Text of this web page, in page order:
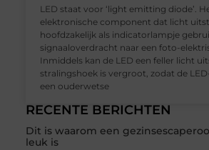
RECENTE BERICHTEN
Dit is waarom een
leuk is
LED staat voor ‘light emitting diode’.
elektronische component dat licht
hoofdzakelijk als indicatorlampje
signaaloverdracht naar een foto-
Inmiddels kan de LED een feller licht
stralingshoek is vergroot, zodat de
een ouderwetse